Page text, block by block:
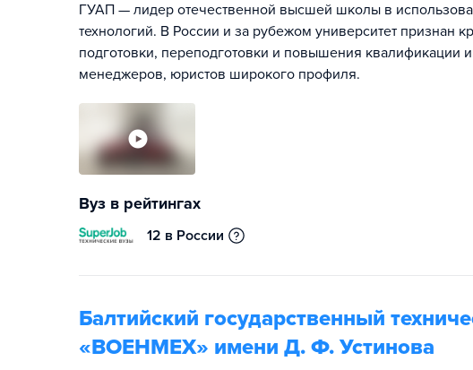
ГУАП — лидер отечественной высшей школы в
технологий. В России и за рубежом университет признан
подготовки, переподготовки и повышения квалификации
менеджеров, юристов широкого профиля.
Вуз в рейтингах
12 в России
Балтийский государственный
«ВОЕНМЕХ» имени Д. Ф. Устинова